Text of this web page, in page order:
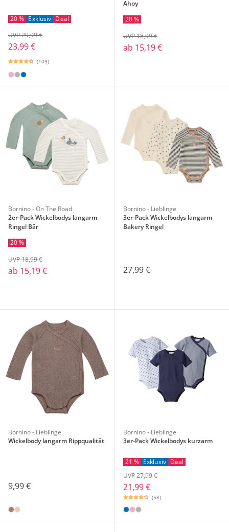
20 % Exklusiv Deal
23,99 €
UVP 29,99 €
(109)
Ahoy
20 %
ab 15,19 €
UVP 18,99 €
Bornino - On The Road
2er-Pack Wickelbodys langarm
Ringel Bär
20 %
ab 15,19 €
UVP 18,99 €
Bornino - Lieblinge
3er-Pack Wickelbodys langarm
Bakery Ringel
27,99 €
Bornino - Lieblinge
Wickelbody langarm Rippqualität
9,99 €
Bornino - Lieblinge
3er-Pack Wickelbodys kurzarm
21 % Exklusiv Deal
21,99 €
UVP 27,99 €
(58)